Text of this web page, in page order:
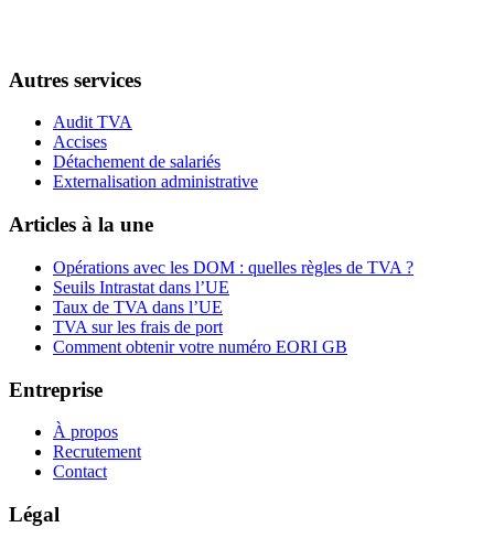
Autres services
Audit TVA
Accises
Détachement de salariés
Externalisation administrative
Articles à la une
Opérations avec les DOM : quelles règles de TVA ?
Seuils Intrastat dans l’UE
Taux de TVA dans l’UE
TVA sur les frais de port
Comment obtenir votre numéro EORI GB
Entreprise
À propos
Recrutement
Contact
Légal